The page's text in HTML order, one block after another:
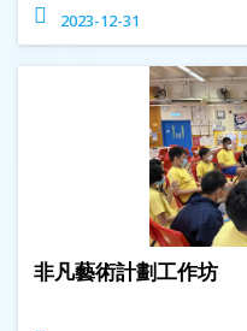
2023-12-31
非凡藝術計劃工作坊